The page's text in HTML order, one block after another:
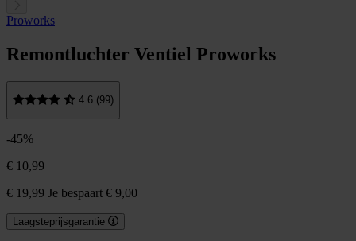
Proworks
Remontluchter Ventiel Proworks
4.6 (99)
-45%
€ 10,99
€ 19,99 Je bespaart € 9,00
Laagsteprijsgarantie